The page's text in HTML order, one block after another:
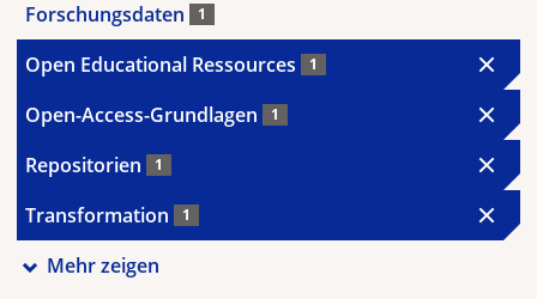
Forschungsdaten 1
Open Educational Ressources 1
Open-Access-Grundlagen 1
Repositorien 1
Transformation 1
Mehr zeigen